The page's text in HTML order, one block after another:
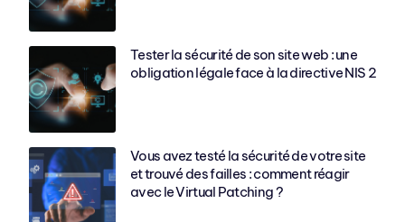
Tester la sécurité de son site web : une
obligation légale face à la directive NIS 2
Vous avez testé la sécurité de votre site
et trouvé des failles : comment réagir
avec le Virtual Patching ?